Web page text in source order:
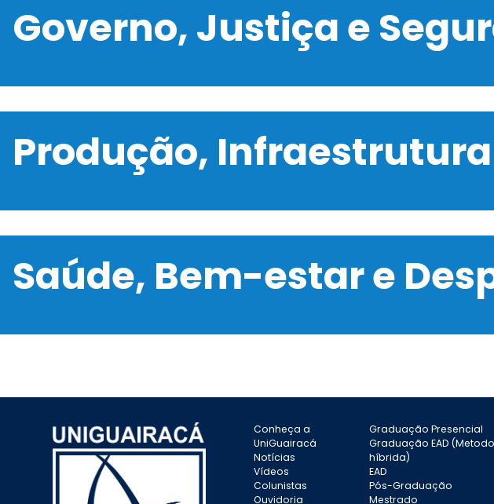
Governo, Justiça e
Produção,
Saúde, Bem-estar e
Conheça a
UniGuairacá
Notícias
Vídeos
Colunistas
Ouvidoria
Graduação Presencial
Graduação EAD
híbrida)
EAD
Pós-Graduação
Mestrado